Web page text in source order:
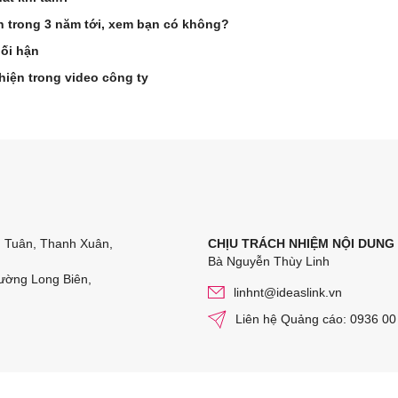
trong 3 năm tới, xem bạn có không?
hận
trong video công ty
Thanh Xuân,
Long Biên,
CHỊU TRÁCH NHIỆM NỘI DUNG
Bà Nguyễn Thùy Linh
linhnt@ideaslink.vn
Liên hệ Quảng cáo: 0936